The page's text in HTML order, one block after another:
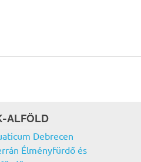
ALFÖLD
Debrecen
Élményfürdő és